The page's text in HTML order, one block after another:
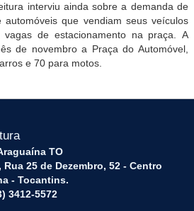
interviu ainda sobre a demanda de
que vendiam seus veículos
vagas de estacionamento na praça. A
de novembro a Praça do Automóvel,
e 70 para motos.
TO
25 de Dezembro, 52 - Centro
- Tocantins.
3412-5572